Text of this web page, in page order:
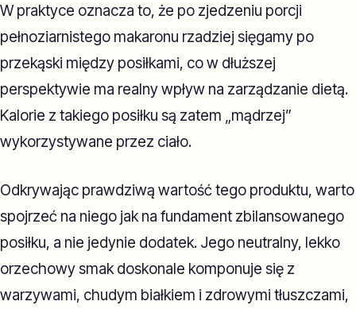
W praktyce oznacza to, że po zjedzeniu porcji
pełnoziarnistego makaronu rzadziej sięgamy po
przekąski między posiłkami, co w dłuższej
perspektywie ma realny wpływ na zarządzanie dietą.
Kalorie z takiego posiłku są zatem „mądrzej”
wykorzystywane przez ciało.
Odkrywając prawdziwą wartość tego produktu, warto
spojrzeć na niego jak na fundament zbilansowanego
posiłku, a nie jedynie dodatek. Jego neutralny, lekko
orzechowy smak doskonale komponuje się z
warzywami, chudym białkiem i zdrowymi tłuszczami,